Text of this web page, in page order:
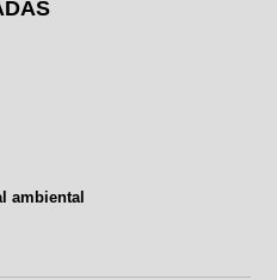
ambiental